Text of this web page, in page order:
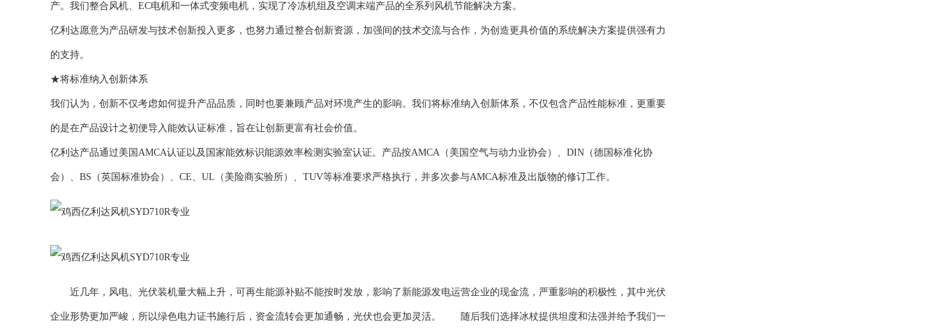
产。我们整合风机、EC电机和一体式变频电机，实现了冷冻机组及空调末端产品的全系列风机节能解决方案。
亿利达愿意为产品研发与技术创新投入更多，也努力通过整合创新资源，加强间的技术交流与合作，为创造更具价值的系统解决方案提供强有力
的支持。
★将标准纳入创新体系
我们认为，创新不仅考虑如何提升产品品质，同时也要兼顾产品对环境产生的影响。我们将标准纳入创新体系，不仅包含产品性能标准，更重要
的是在产品设计之初便导入能效认证标准，旨在让创新更富有社会价值。
亿利达产品通过美国AMCA认证以及国家能效标识能源效率检测实验室认证。产品按AMCA（美国空气与动力业协会）、DIN（德国标准化协
会）、BS（英国标准协会）、CE、UL（美险商实验所）、TUV等标准要求严格执行，并多次参与AMCA标准及出版物的修订工作。
近几年，风电、光伏装机量大幅上升，可再生能源补贴不能按时发放，影响了新能源发电运营企业的现金流，严重影响的积极性，其中光伏
企业形势更加严峻，所以绿色电力证书施行后，资金流转会更加通畅，光伏也会更加灵活。 随后我们选择冰杖提供坦度和法强并给予我们一